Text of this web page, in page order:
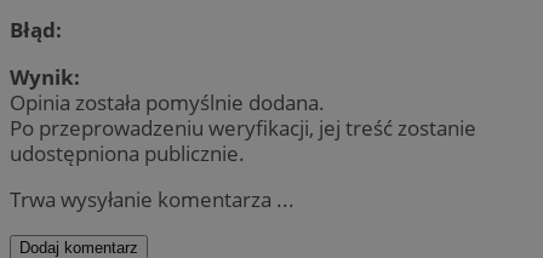
Błąd:
Wynik:
Opinia została pomyślnie dodana.
Po przeprowadzeniu weryfikacji, jej treść zostanie
udostępniona publicznie.
Trwa wysyłanie komentarza ...
Dodaj komentarz